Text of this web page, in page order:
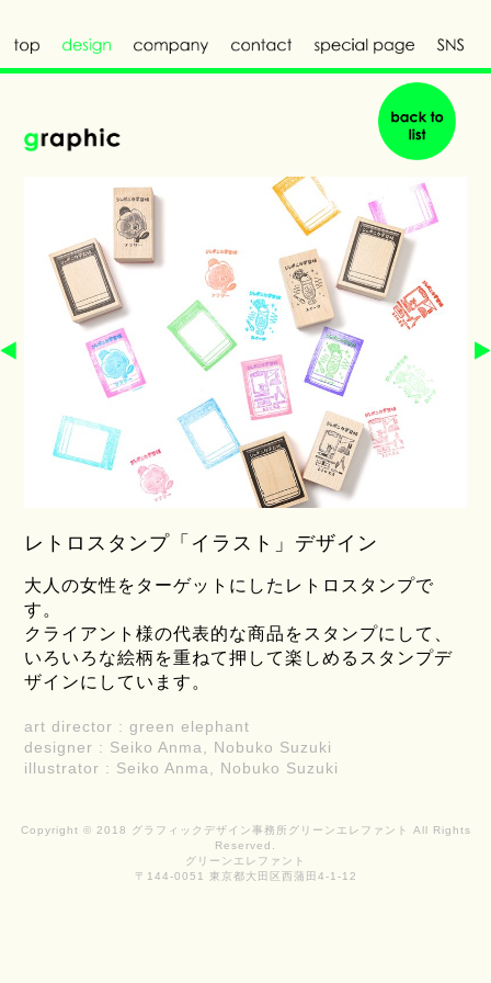
レトロスタンプ「イラスト」デザイン
大人の女性をターゲットにしたレトロスタンプで
す。
クライアント様の代表的な商品をスタンプにして、
いろいろな絵柄を重ねて押して楽しめるスタンプデ
ザインにしています。
art director : green elephant
designer : Seiko Anma, Nobuko Suzuki
illustrator : Seiko Anma, Nobuko Suzuki
Copyright © 2018 グラフィックデザイン事務所グリーンエレファント All Rights
Reserved.
グリーンエレファント
〒144-0051 東京都大田区西蒲田4-1-12